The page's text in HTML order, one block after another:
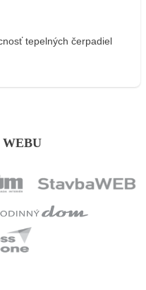
tepelných čerpadiel